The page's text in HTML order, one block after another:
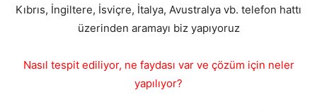
Kıbrıs, İngiltere, İsviçre, İtalya, Avustralya vb. telefon hattı
üzerinden aramayı biz yapıyoruz
Nasıl tespit ediliyor, ne faydası var ve çözüm için neler
yapılıyor?